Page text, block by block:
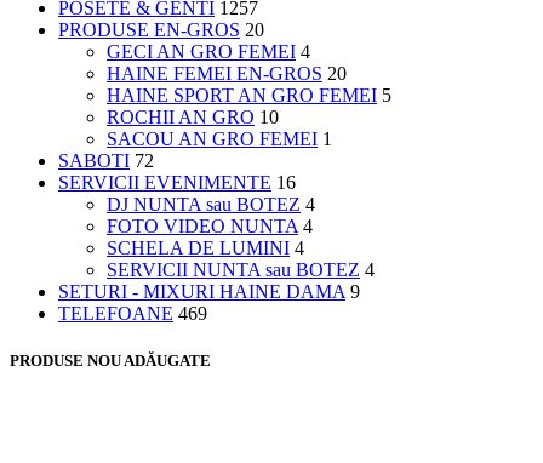
POSETE & GENTI 1257
PRODUSE EN-GROS 20
GECI AN GRO FEMEI 4
HAINE FEMEI EN-GROS 20
HAINE SPORT AN GRO FEMEI 5
ROCHII AN GRO 10
SACOU AN GRO FEMEI 1
SABOTI 72
SERVICII EVENIMENTE 16
DJ NUNTA sau BOTEZ 4
FOTO VIDEO NUNTA 4
SCHELA DE LUMINI 4
SERVICII NUNTA sau BOTEZ 4
SETURI - MIXURI HAINE DAMA 9
TELEFOANE 469
PRODUSE NOU ADĂUGATE